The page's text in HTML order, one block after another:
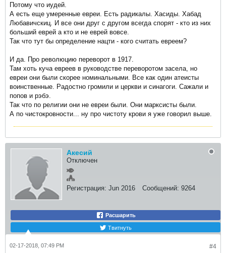
Потому что иудей.
А есть еще умеренные евреи. Есть радикалы. Хасиды. Хабад
Любавичскиц. И все они друг с другом всегда спорят - кто из них
больший еврей а кто и не еврей вовсе.
Так что тут бы определение нацти - кого считать евреем?
И да. Про революцию переворот в 1917.
Там хоть куча евреев в руководстве переворотом засела, но
евреи они были скорее номинальными. Все как один атеисты
воинственные. Радостно громили и церкви и синагоги. Сажали и
попов и рэбэ.
Так что по религии они не евреи были. Они марксисты были.
А по чистокровности... ну про чистоту крови я уже говорил выше.
Акесий
Отключен
Регистрация: Jun 2016 Сообщений: 9264
Расшарить
Твитнуть
#4
02-17-2018, 07:49 PM